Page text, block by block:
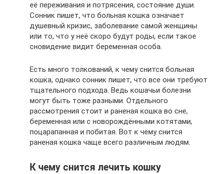
её переживания и потрясения, состояние души.
Сонник пишет, что больная кошка означает
душевный кризис, заболевание самой женщины
или то, что у неё скоро будут роды, если такое
сновидение видит беременная особа.
Есть много толкований, к чему снится больная
кошка, однако сонник пишет, что все они требуют
тщательного подхода. Ведь кошачьи болезни
могут быть тоже разными. Отдельного
рассмотрения стоит и раненая кошка во сне,
беременная или с новорождёнными котятами,
поцарапанная и побитая. Вот к чему снится
раненая кошка чаще всего различным людям.
К чему снится лечить кошку